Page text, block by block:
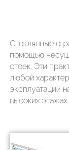
Стеклянные
помощью
стоек. Эти
любой
эксплуатации
высоких этажах.